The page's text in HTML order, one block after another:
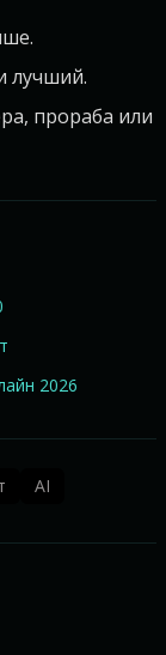
лучший.
прораба или
2026
AI